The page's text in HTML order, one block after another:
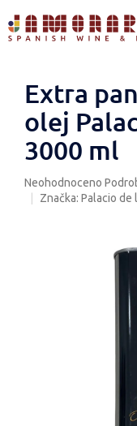
na
obsah
Extra
olej
3000 ml
Průměrné
hodnocení
Neohodnoceno
Značka: Palacio de